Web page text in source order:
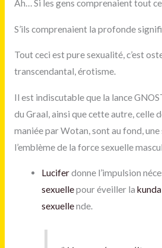
Ah… Si les gens comprenaient tout
S’ils comprenaient la profonde
Tout ceci est pure sexualité, c’est
transcendantal, érotisme.
Il est indiscutable que la lance
du Graal, ainsi que cette autre, celle
maniée par Wotan, sont au fond, une
l’emblème de la force sexuelle
Luciferdonne l’impulsion
sexuellepour éveiller la
sexuellende.